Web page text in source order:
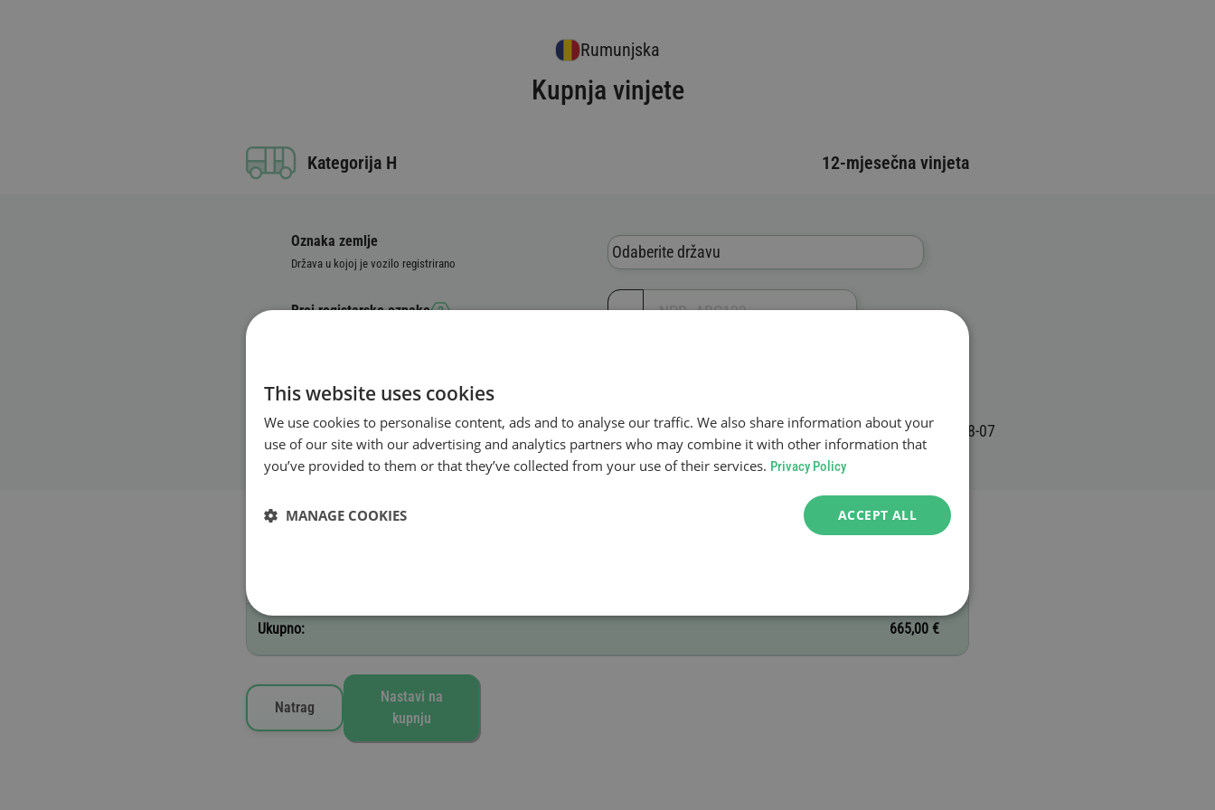
Rumunjska
Kupnja vinjete
Kategorija H 12-mjesečna vinjeta
Oznaka zemlje
Država u kojoj je vozilo registrirano
Odaberite državu
Broj registarske oznake
Datum početka valjanosti
Odabrane vinjete
Ukupno: 665,00 €
Natrag
Nastavi na
kupnju
This website uses cookies
We use cookies to personalise content, ads and to analyse our traffic. We also share information about your
use of our site with our advertising and analytics partners who may combine it with other information that
you’ve provided to them or that they’ve collected from your use of their services. Privacy Policy
ACCEPT ALL
MANAGE COOKIES